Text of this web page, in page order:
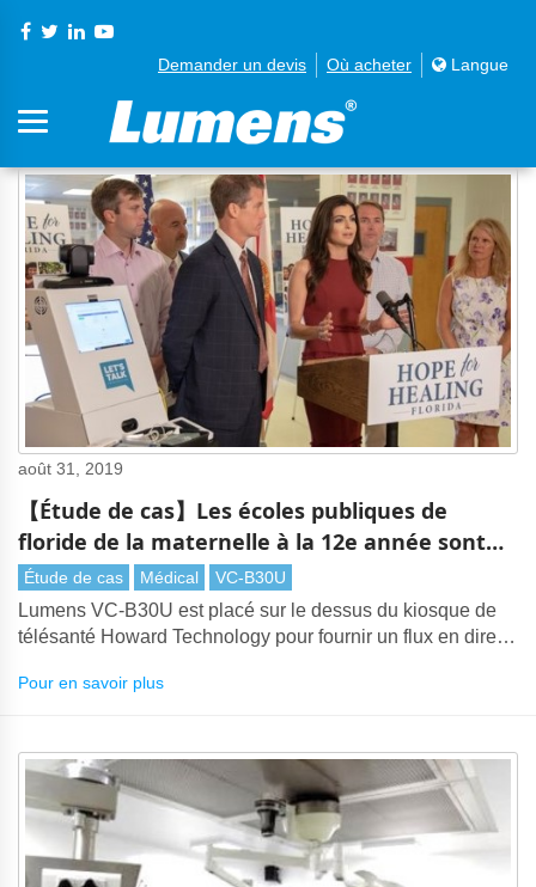
Demander un devis Où acheter Langue
août 31, 2019
【Étude de cas】Les écoles publiques de
floride de la maternelle à la 12e année sont
une télémédecine efficace avec Lumens
caméra de conférence
Étude de cas Médical VC-B30U
Lumens VC-B30U est placé sur le dessus du kiosque de
télésanté Howard Technology pour fournir un flux en direct
Pour en savoir plus